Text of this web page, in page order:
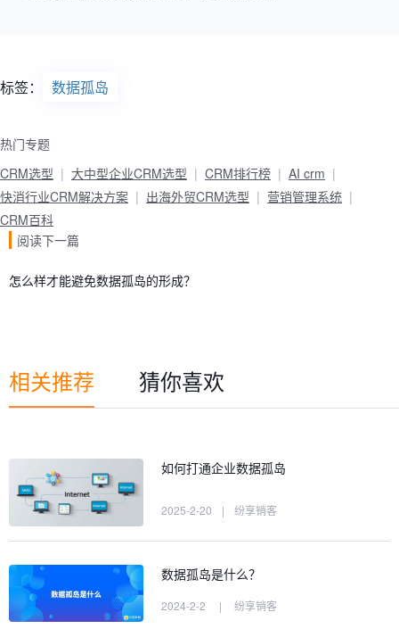
标签： 数据孤岛
热门专题
CRM选型
大中型企业CRM选型 CRM排行榜
AI crm
快消行业CRM解决方案
出海外贸CRM选型
营销管理系统
CRM百科
阅读下一篇
怎么样才能避免数据孤岛的形成？
相关推荐 猜你喜欢
如何打通企业数据孤岛
2025-2-20 | 纷享销客
数据孤岛是什么？
2024-2-2 | 纷享销客